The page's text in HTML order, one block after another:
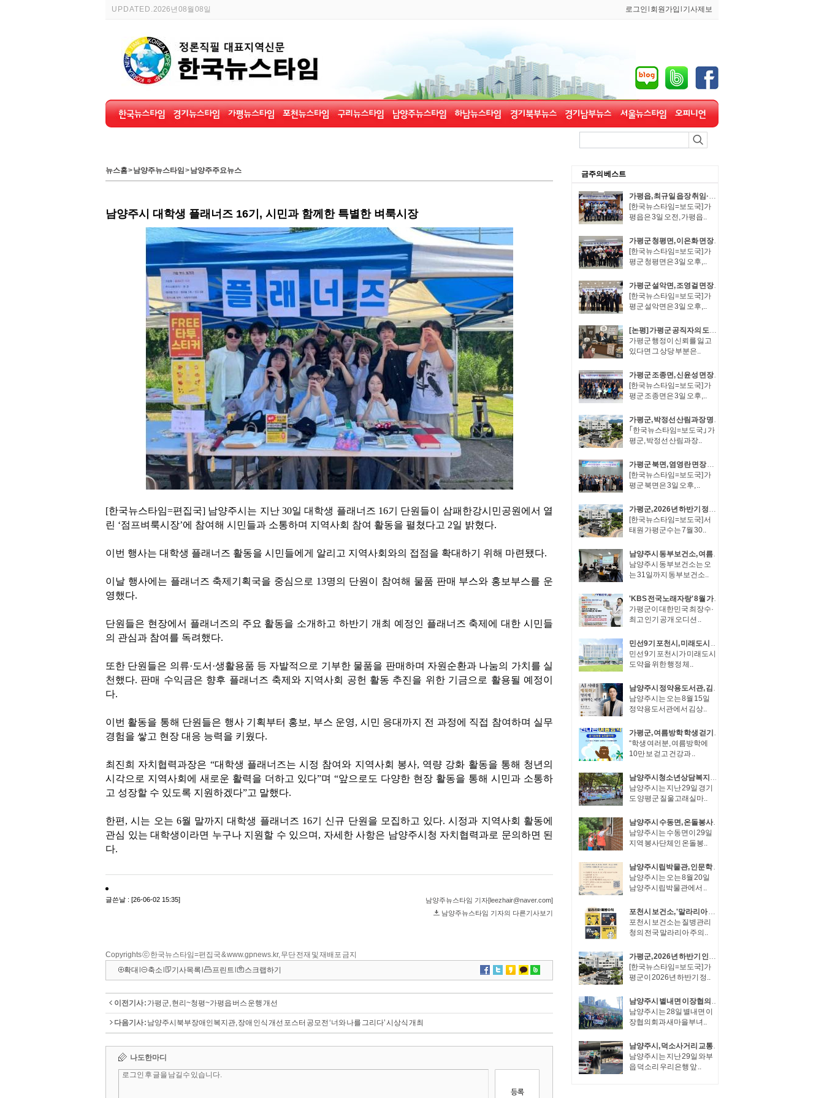
UPDATED.2026년 08월 08일 로그인 회원가입 기사제보
뉴스홈>남양주뉴스타임 >남양주주요뉴스
Copyrights ⓒ 한국뉴스타임=편집국 & www.gpnews.kr, 무단 전재 및 재배포 금지
확대
축소 기사목록 프린트 스크랩하기
이전기사 : 가평군, 현리~청평~가평읍 버스 운행 개선
다음기사 : 남양주시북부장애인복지관, 장애 인식 개선 포스터 공모전 ‘너와 나를 그리다’ 시상식 개최
금주의 베스트
가평읍, 최규일 읍장 취임·장석조 읍장 이임식 개최
[한국뉴스타임=보도국] 가
평읍은 3일 오전, 가평읍..
가평군 청평면, 이은화 면장 취임·박성규 면장 이임
[한국뉴스타임=보도국] 가
평군 청평면은 3일 오후,..
가평군 설악면, 조영걸 면장 취임·이동철 면장 이임
[한국뉴스타임=보도국] 가
평군 설악면은 3일 오후,..
[논평] 가평군 공직자의 도덕적 해이, 군민이 용납할 수 없다.
가평군 행정이 신뢰를 잃고
있다면 그 상당 부분은..
가평군 조종면, 신윤성 면장 취임·임진섭 면장 이임
[한국뉴스타임=보도국] 가
평군 조종면은 3일 오후,..
가평군, 박정선 산림과장 명예퇴직..정기인사 후 후속인사 불가피
｢한국뉴스타임=보도국｣ 가
평군, 박정선 산림과장..
가평군 북면, 염영란 면장 취임·장동복 면장 이임
[한국뉴스타임=보도국] 가
평군 북면은 3일 오후, ..
가평군, 2026년 하반기 정기인사..장석조 경제산업국장, 최희용·김성재 5급 사무관승진
[한국뉴스타임=보도국] 서
태원 가평군수는 7월 30..
남양주시 동부보건소, 여름방학 맞아 ‘우리 동네 꼬마 정약용 : 동부 가족 원정대’ 운영
남양주시 동부보건소는 오
는 31일까지 동부보건소..
'KBS 전국노래자랑' 8월 가평군 청평에서 열린다!
가평군이 대한민국 최장수·
최고 인기 공개 오디션 ..
민선9기 포천시, 미래도시 도약을 위한 조직개편 단행
민선 9기 포천시가 미래도시
도약을 위한 행정 체..
남양주시 정약용도서관, 김상균 교수 초청 8월 인문학 강연 개최
남양주시는 오는 8월 15일
정약용도서관에서 김상..
가평군, 여름방학 학생 걷기 챌린지 운영
“학생 여러분, 여름방학에
10만 보 걷고 건강과 ..
남양주시청소년상담복지센터, ‘2026 여름방학 1Day 가족 캠프’ 성료
남양주시는 지난 29일 경기
도 양평군 질울고래실마..
남양주시 수동면, 온돌봉사단과 함께 취약계층 주거환경 개선 나서
남양주시는 수동면이 29일
지역 봉사단체인 온돌봉..
남양주시립박물관, 인문학 강좌 ‘남양주견문록’ 운영
남양주시는 오는 8월 20일
남양주시립박물관에서 ..
포천시 보건소, '말라리아 주의보' 발령에 따라 집중 방역 나서
포천시 보건소는 질병관리
청의 전국 말라리아 주의..
가평군, 2026년 하반기 인사 4급 1명, 5급 2명 승진 예고
[한국뉴스타임=보도국] 가
평군이 2026년 하반기 정..
남양주시 별내면 이장협의회·새마을부녀회, 마을 환경 개선 위한 합동 환경정화 실시
남양주시는 28일 별내면 이
장협의회과 새마을부녀..
남양주시, 덕소사거리 교통운영체계 개선… 상습 정체 완화
남양주시는 지난 29일 와부
읍 덕소리 우리은행 앞 ..